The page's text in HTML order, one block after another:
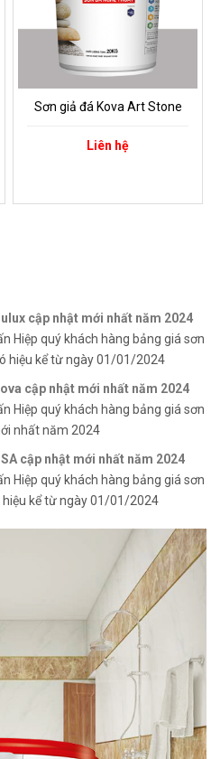
Sơn giả đá Kova Art Stone
Liên hệ
cập nhật mới nhất năm 2024
Hiệp quý khách hàng bảng giá sơn
hiệu kể từ ngày 01/01/2024
cập nhật mới nhất năm 2024
Hiệp quý khách hàng bảng giá sơn
nhất năm 2024
cập nhật mới nhất năm 2024
Hiệp quý khách hàng bảng giá sơn
hiệu kể từ ngày 01/01/2024